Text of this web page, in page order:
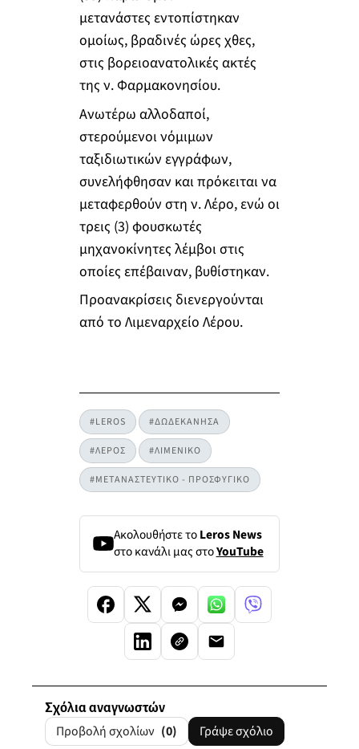
μετανάστες εντοπίστηκαν
ομοίως, βραδινές ώρες χθες,
στις βορειοανατολικές ακτές
της ν. Φαρμακονησίου.
Ανωτέρω αλλοδαποί,
στερούμενοι νόμιμων
ταξιδιωτικών εγγράφων,
συνελήφθησαν και πρόκειται να
μεταφερθούν στη ν. Λέρο, ενώ οι
τρεις (3) φουσκωτές
μηχανοκίνητες λέμβοι στις
οποίες επέβαιναν, βυθίστηκαν.
Προανακρίσεις διενεργούνται
από το Λιμεναρχείο Λέρου.
#LEROS #ΔΩΔΕΚΑΝΗΣΑ
#ΛΕΡΟΣ #ΛΙΜΕΝΙΚΟ
#ΜΕΤΑΝΑΣΤΕΥΤΙΚΟ - ΠΡΟΣΦΥΓΙΚΟ
Ακολουθήστε τοLeros News
στο κανάλι μας στοYouTube
Σχόλια αναγνωστών
Προβολή σχολίων (0) Γράψε σχόλιο